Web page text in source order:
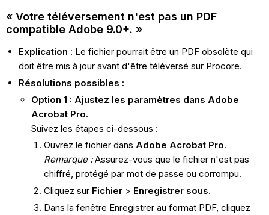
« Votre téléversement n'est pas un PDF
compatible Adobe 9.0+. »
Explication : Le fichier pourrait être un PDF obsolète qui
doit être mis à jour avant d'être téléversé sur Procore.
Résolutions possibles :
Option 1 : Ajustez les paramètres dans Adobe
Acrobat Pro.
Suivez les étapes ci-dessous :
Ouvrez le fichier dans Adobe Acrobat Pro.
Remarque :Assurez-vous que le fichier n'est pas
chiffré, protégé par mot de passe ou corrompu.
Cliquez sur Fichier > Enregistrer sous.
Dans la fenêtre Enregistrer au format PDF, cliquez